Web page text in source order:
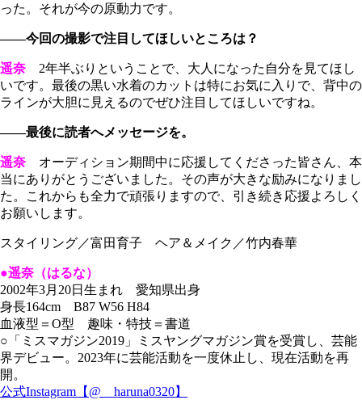
った。それが今の原動力です。
――今回の撮影で注目してほしいところは？
遥奈 2年半ぶりということで、大人になった自分を見てほし
いです。最後の黒い水着のカットは特にお気に入りで、背中の
ラインが大胆に見えるのでぜひ注目してほしいですね。
――最後に読者へメッセージを。
遥奈 オーディション期間中に応援してくださった皆さん、本
当にありがとうございました。その声が大きな励みになりまし
た。これからも全力で頑張りますので、引き続き応援よろしく
お願いします。
スタイリング／富田育子 ヘア＆メイク／竹内春華
●遥奈（はるな）
2002年3月20日生まれ 愛知県出身
身長164cm B87 W56 H84
血液型＝O型 趣味・特技＝書道
○「ミスマガジン2019」ミスヤングマガジン賞を受賞し、芸能
界デビュー。2023年に芸能活動を一度休止し、現在活動を再
開。
公式Instagram【@__haruna0320】